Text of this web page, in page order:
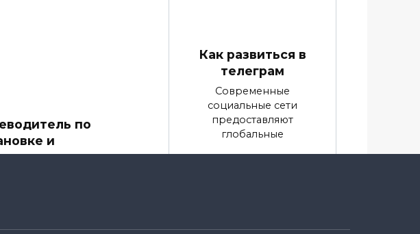
по
и
Как развиться в
телеграм
Современные
социальные сети
предоставляют
глобальные